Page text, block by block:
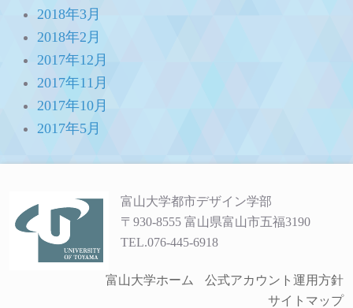
2018年3月
2018年2月
2017年12月
2017年11月
2017年10月
2017年5月
富山大学都市デザイン学部
〒930-8555 富山県富山市五福3190
TEL.076-445-6918
公式アカウント運用方針
富山大学ホーム
サイトマップ